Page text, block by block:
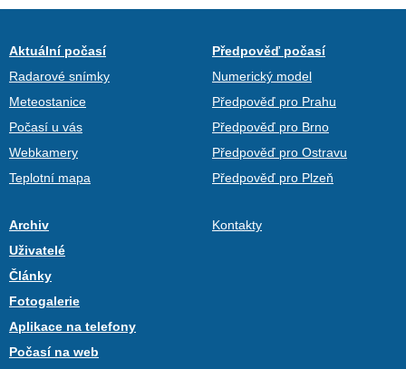
Aktuální počasí
Radarové snímky
Meteostanice
Počasí u vás
Webkamery
Teplotní mapa
Předpověď počasí
Numerický model
Předpověď pro Prahu
Předpověď pro Brno
Předpověď pro Ostravu
Předpověď pro Plzeň
Archiv
Uživatelé
Články
Fotogalerie
Aplikace na telefony
Počasí na web
Kontakty